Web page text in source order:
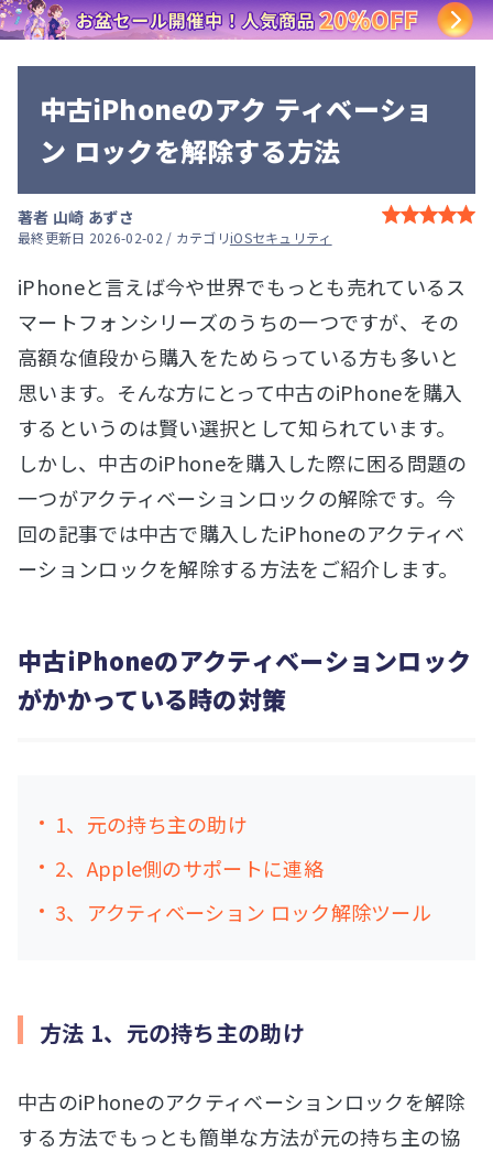
中古iPhoneのアク ティベーショ
ン ロックを解除する方法
著者 山崎 あずさ
最終更新日 2026-02-02 / カテゴリiOSセキュリティ
iPhoneと言えば今や世界でもっとも売れているス
マートフォンシリーズのうちの一つですが、その
高額な値段から購入をためらっている方も多いと
思います。そんな方にとって中古のiPhoneを購入
するというのは賢い選択として知られています。
しかし、中古のiPhoneを購入した際に困る問題の
一つがアクティベーションロックの解除です。今
回の記事では中古で購入したiPhoneのアクティベ
ーションロックを解除する方法をご紹介します。
中古iPhoneのアクティベーションロック
がかかっている時の対策
1、元の持ち主の助け
2、Apple側のサポートに連絡
3、アクティベーション ロック解除ツール
方法 1、元の持ち主の助け
中古のiPhoneのアクティベーションロックを解除
する方法でもっとも簡単な方法が元の持ち主の協